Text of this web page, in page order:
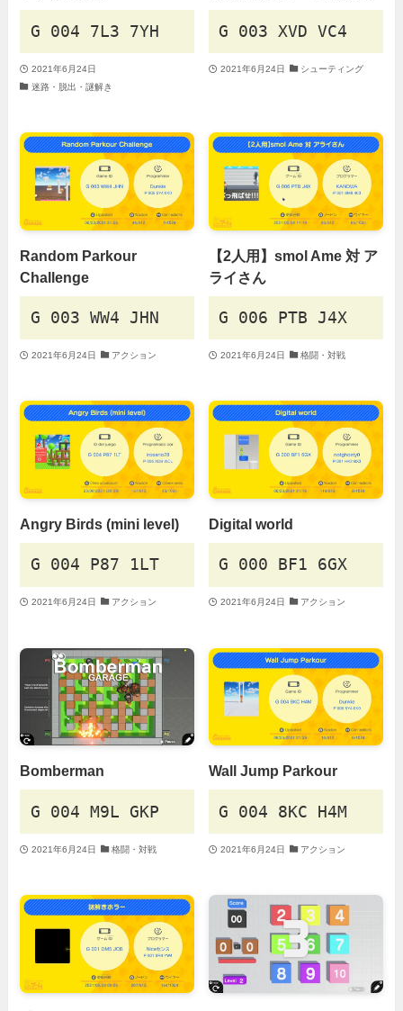
G 004 7L3 7YH
2021年6月24日
迷路・脱出・謎解き
G 003 XVD VC4
2021年6月24日 シューティング
Random Parkour
Challenge
G 003 WW4 JHN
2021年6月24日 アクション
【2人用】smol Ame 対 ア
ライさん
G 006 PTB J4X
2021年6月24日 格闘・対戦
Angry Birds (mini level)
G 004 P87 1LT
2021年6月24日 アクション
Digital world
G 000 BF1 6GX
2021年6月24日 アクション
Bomberman
G 004 M9L GKP
2021年6月24日 格闘・対戦
Wall Jump Parkour
G 004 8KC H4M
2021年6月24日 アクション